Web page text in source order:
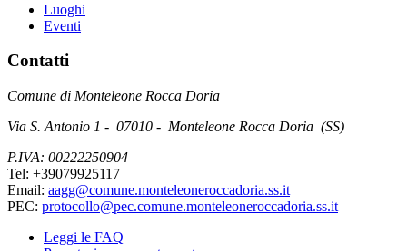
Luoghi
Eventi
Contatti
Comune di Monteleone Rocca Doria
Via S. Antonio 1 - 07010 - Monteleone Rocca Doria (SS)
P.IVA: 00222250904
Tel: +39079925117
Email: aagg@comune.monteleoneroccadoria.ss.it
PEC: protocollo@pec.comune.monteleoneroccadoria.ss.it
Leggi le FAQ